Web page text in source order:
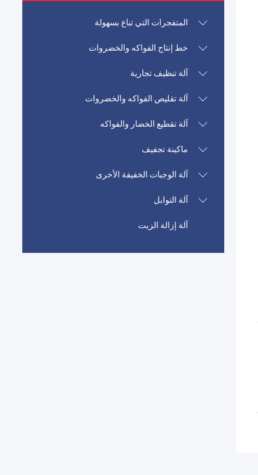
المتفجرات التي تباع بسهولة
خط إنتاج الفواكه والخضروات
آلة تنظيف تجارية
آلة تقليص الفواكه والخضروات
آلة تقطيع الخضار والفواكه
ماكينة تجفيف
آلة الوجبات الخفيفة الأخرى
آلة التوابل
آلة إزالة الزيت